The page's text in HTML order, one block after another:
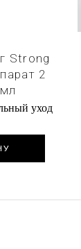
Strong
2
уход